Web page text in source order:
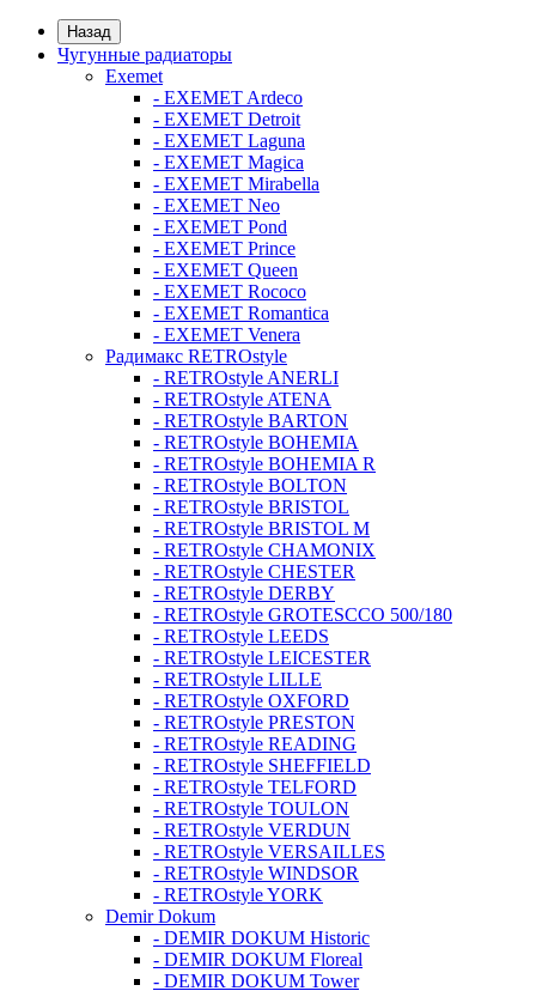
Назад
Чугунные радиаторы
Exemet
- EXEMET Ardeco
- EXEMET Detroit
- EXEMET Laguna
- EXEMET Magica
- EXEMET Mirabella
- EXEMET Neo
- EXEMET Pond
- EXEMET Prince
- EXEMET Queen
- EXEMET Rococo
- EXEMET Romantica
- EXEMET Venera
Радимакс RETROstyle
- RETROstyle ANERLI
- RETROstyle ATENA
- RETROstyle BARTON
- RETROstyle BOHEMIA
- RETROstyle BOHEMIA R
- RETROstyle BOLTON
- RETROstyle BRISTOL
- RETROstyle BRISTOL M
- RETROstyle CHAMONIX
- RETROstyle CHESTER
- RETROstyle DERBY
- RETROstyle GROTESCCO 500/180
- RETROstyle LEEDS
- RETROstyle LEICESTER
- RETROstyle LILLE
- RETROstyle OXFORD
- RETROstyle PRESTON
- RETROstyle READING
- RETROstyle SHEFFIELD
- RETROstyle TELFORD
- RETROstyle TOULON
- RETROstyle VERDUN
- RETROstyle VERSAILLES
- RETROstyle WINDSOR
- RETROstyle YORK
Demir Dokum
- DEMIR DOKUM Historic
- DEMIR DOKUM Floreal
- DEMIR DOKUM Tower